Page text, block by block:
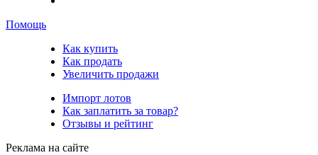
Помощь
Как купить
Как продать
Увеличить продажи
Импорт лотов
Как заплатить за товар?
Отзывы и рейтинг
Реклама на сайте